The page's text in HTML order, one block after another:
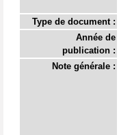
Type de document :
Année de
publication :
Note générale :